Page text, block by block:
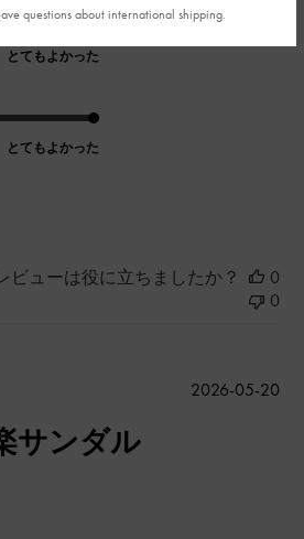
とてもよかった
とてもよかった
ビューは役に立ちましたか？
0
0
サンダル
公
2026-05-20
questions about international shipping.